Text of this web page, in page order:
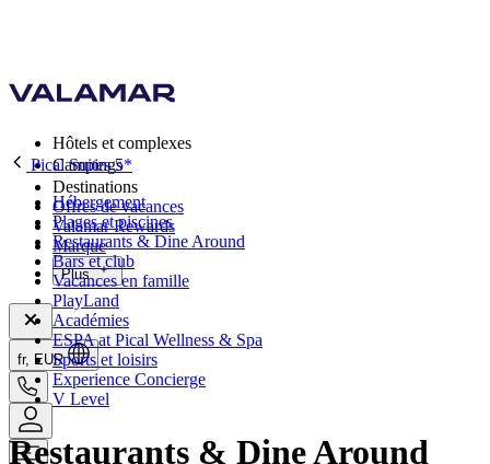
Hôtels et complexes
Campings
Destinations
Offres de vacances
Valamar Rewards
Marque
Plus
fr, EUR
Pical Suites 5*
Hébergement
Plages et piscines
Restaurants & Dine Around
Bars et club
Vacances en famille
PlayLand
Académies
ESPA at Pical Wellness & Spa
Sports et loisirs
Experience Concierge
V Level
Restaurants & Dine Around